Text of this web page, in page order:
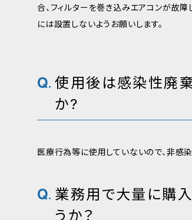
合、フィルターを巻き込みエアコンが故
には設置しないようお願いします。
使用後は感染性廃
か?
医療行為等に使用していないので、非感
業務用で大量に購
うか？